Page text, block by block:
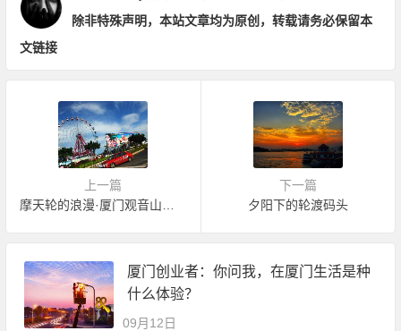
除非特殊声明，本站文章均为原创，转载请务必保留本
文链接
上一篇
下一篇
夕阳下的轮渡码头
厦门创业者：你问我，在厦门生活是种
什么体验？
09月12日